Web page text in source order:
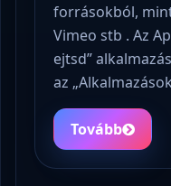
forrásokból,
Vimeo stb . Az
ejtsd”
az
Tovább